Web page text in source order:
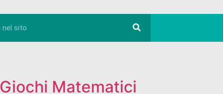
Matematici